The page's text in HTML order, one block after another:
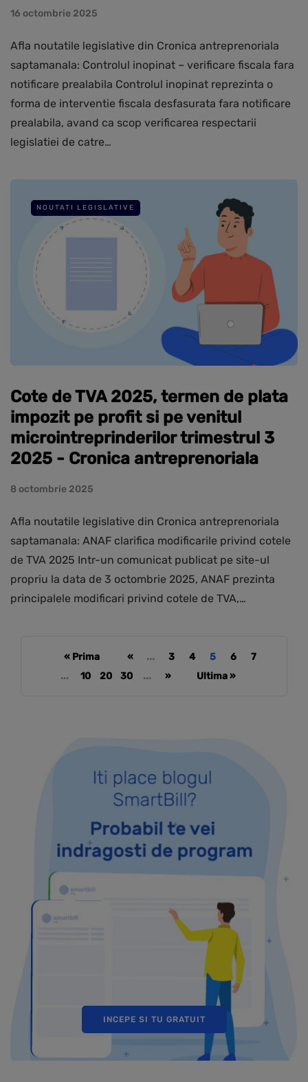
16 octombrie 2025
Afla noutatile legislative din Cronica antreprenoriala
saptamanala: Controlul inopinat – verificare fiscala fara
notificare prealabila Controlul inopinat reprezinta o
forma de interventie fiscala desfasurata fara notificare
prealabila, avand ca scop verificarea respectarii
legislatiei de catre…
NOUTATI LEGISLATIVE
Cote de TVA 2025, termen de plata
impozit pe profit si pe venitul
microintreprinderilor trimestrul 3
2025 - Cronica antreprenoriala
8 octombrie 2025
Afla noutatile legislative din Cronica antreprenoriala
saptamanala: ANAF clarifica modificarile privind cotele
de TVA 2025 Intr-un comunicat publicat pe site-ul
propriu la data de 3 octombrie 2025, ANAF prezinta
principalele modificari privind cotele de TVA,…
« Prima « ... 3 4 5 6
7
...
10 20 30 ... » Ultima »
INCEPE SI TU GRATUIT